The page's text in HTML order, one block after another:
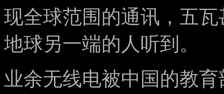
现全球范围的通讯，五
地球另一端的人听到。
业余无线电被中国的教